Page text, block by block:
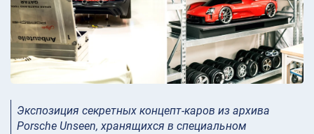
Экспозиция секретных концепт-каров из архива
Porsche Unseen, хранящихся в специальном